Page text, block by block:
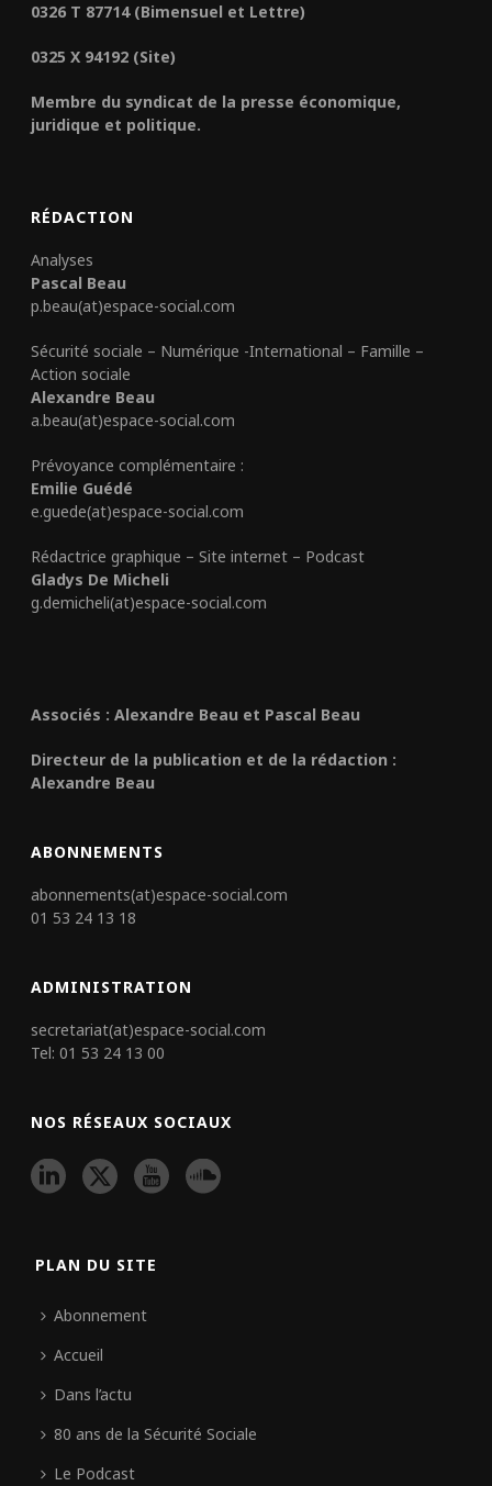
0326 T 87714 (Bimensuel et Lettre)
0325 X 94192 (Site)
Membre du syndicat de la presse économique,
juridique et politique.
RÉDACTION
Analyses
Pascal Beau
p.beau(at)espace-social.com
Sécurité sociale – Numérique -International – Famille –
Action sociale
Alexandre Beau
a.beau(at)espace-social.com
Prévoyance complémentaire :
Emilie Guédé
e.guede(at)espace-social.com
Rédactrice graphique – Site internet – Podcast
Gladys De Micheli
g.demicheli(at)espace-social.com
Associés : Alexandre Beau et Pascal Beau
Directeur de la publication et de la rédaction :
Alexandre Beau
ABONNEMENTS
abonnements(at)espace-social.com
01 53 24 13 18
ADMINISTRATION
secretariat(at)espace-social.com
Tel: 01 53 24 13 00
NOS RÉSEAUX SOCIAUX
PLAN DU SITE
Abonnement
Accueil
Dans l’actu
80 ans de la Sécurité Sociale
Le Podcast